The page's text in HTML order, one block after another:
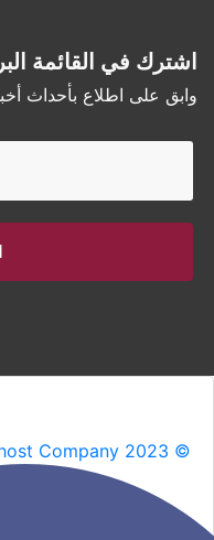
اشترك في القائمة
وابق على اطلاع بأحداث
Company 2023 ©